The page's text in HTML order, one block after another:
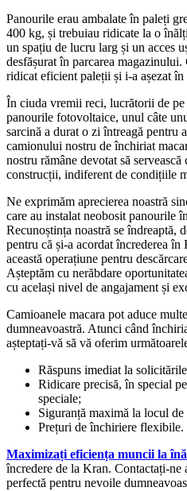
Panourile erau ambalate în paleți
400 kg, și trebuiau ridicate la o
un spațiu de lucru larg și un acces
desfășurat în parcarea
ridicat eficient paleții și i-a așezat în
În ciuda vremii reci, lucrătorii de pe
panourile fotovoltaice, unul câte
sarcină a durat o zi întreagă pentru
camionului nostru de închiriat
nostru rămâne devotat să
construcții, indiferent de condițiile
Ne exprimăm aprecierea noastră
care au instalat neobosit panourile
Recunoștința noastră se îndreaptă,
pentru că și-a acordat încrederea în
această operațiune pentru
Așteptăm cu nerăbdare
cu același nivel de angajament și
Camioanele macara pot aduce
dumneavoastră. Atunci când
așteptați-vă să vă oferim
Răspuns imediat la
Ridicare precisă, în special
speciale;
Siguranță maximă la locul de
Prețuri de închiriere flexibile.
Maximizați eficiența muncii la
încredere de la Kran. Contactați-ne
perfectă pentru nevoile